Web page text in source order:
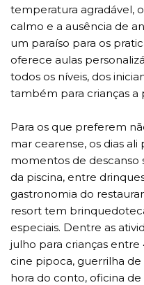
temperatura agradável,
calmo e a ausência de
um paraíso para os
oferece aulas
todos os níveis, dos
também para crianças a
Para os que preferem
mar cearense, os dias
momentos de descanso
da piscina, entre
gastronomia do
resort tem
especiais. Dentre as
julho para crianças entre
cine pipoca, guerrilha
hora do conto, oficina de